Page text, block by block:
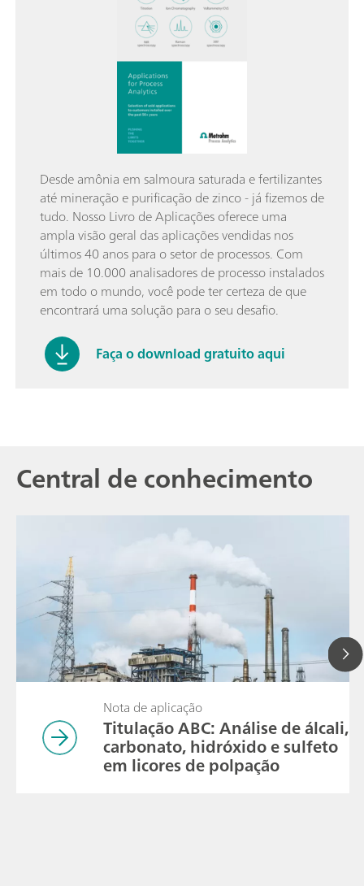
Desde amônia em salmoura saturada e fertilizantes
até mineração e purificação de zinco - já fizemos de
tudo. Nosso Livro de Aplicações oferece uma
ampla visão geral das aplicações vendidas nos
últimos 40 anos para o setor de processos. Com
mais de 10.000 analisadores de processo instalados
em todo o mundo, você pode ter certeza de que
encontrará uma solução para o seu desafio.
Faça o download gratuito aqui
Central de conhecimento
Nota de aplicação
Titulação ABC: Análise de álcali,
carbonato, hidróxido e sulfeto
em licores de polpação